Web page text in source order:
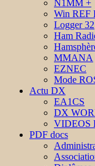
N1MM +
Win REF
Logger 32
Ham
MMANA
EZNEC
Mode
Actu DX
EA1CS
DX
VIDEOS
PDF docs